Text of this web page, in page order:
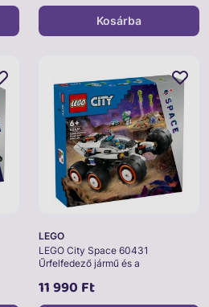
Kosárba
LEGO
LEGO City Space 60431
Űrfelfedező jármű és a
11 990 Ft